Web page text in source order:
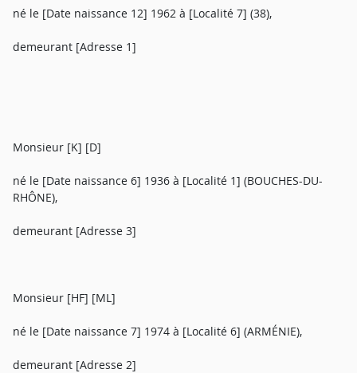
né le [Date naissance 12] 1962 à [Localité 7] (38),
demeurant [Adresse 1]
Monsieur [K] [D]
né le [Date naissance 6] 1936 à [Localité 1] (BOUCHES-DU-
RHÔNE),
demeurant [Adresse 3]
Monsieur [HF] [ML]
né le [Date naissance 7] 1974 à [Localité 6] (ARMÉNIE),
demeurant [Adresse 2]